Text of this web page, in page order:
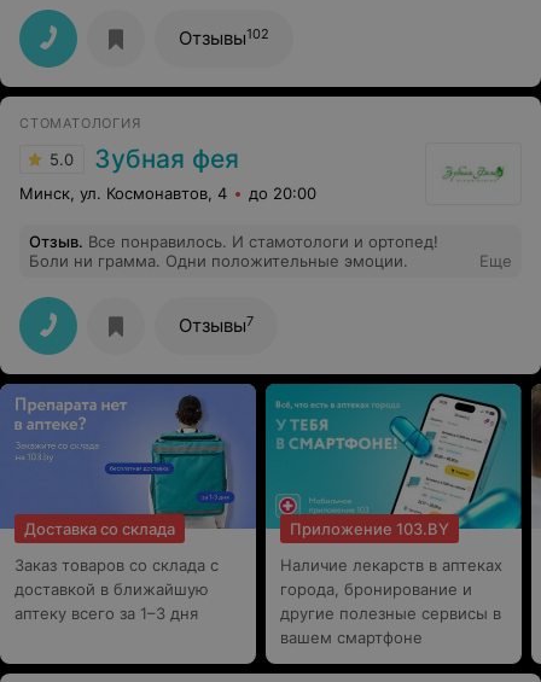
качественную медицинскую помощь! Огромное
спасибо ортопеду С. Н и хирургу Г. С за
профессионализм!!! Администратор Мария очень
внимательна и доброжелательна, спасибо ! А ещё
огромная признательность и благодарность Виолетте
помощь пациентам!!! Всех сотрудников клиники Акцент
с наступающим Новым годом и Рождеством, здоровья
и исполнения желаний!!!
Отзывы102
СТОМАТОЛОГИЯ
5.0 Зубная фея
Минск, ул. Космонавтов, 4 до 20:00
Отзыв. Все понравилось. И стамотологи и ортопед!
Боли ни грамма. Одни положительные эмоции.
Еще
Отзывы7
Доставка со склада
Заказ товаров со склада с
доставкой в ближайшую
аптеку всего за 1–3 дня
Приложение 103.BY
Наличие лекарств в аптеках
города, бронирование и
другие полезные сервисы в
вашем смартфоне